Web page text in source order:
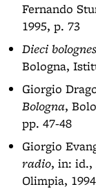
Fernando
1995, p. 73
Dieci
Bologna,
Giorgio
Bologna,
pp. 47-48
Giorgio
radio, in: id.,
Olimpia,